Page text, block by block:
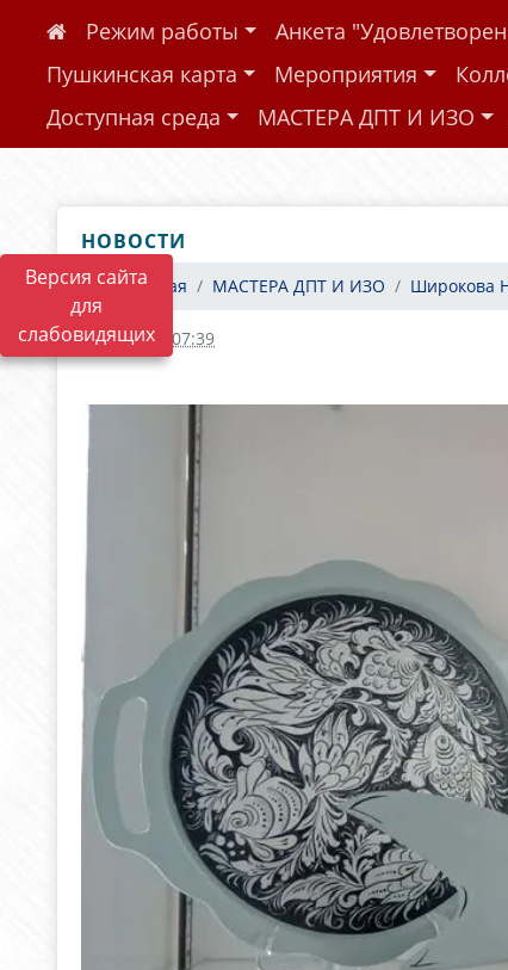
Версия сайта
для
слабовидящих
Режим работы Анкета
Пушкинская карта
Мероприятия
Доступная среда
МАСТЕРА ДПТ И ИЗО
НОВОСТИ
Главная МАСТЕРА ДПТ И ИЗО Широкова
19.05.2026 07:39